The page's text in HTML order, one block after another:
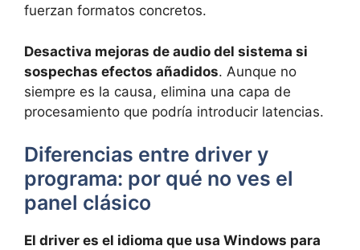
fuerzan formatos concretos.
Desactiva mejoras de audio del sistema si
sospechas efectos añadidos. Aunque no
siempre es la causa, elimina una capa de
procesamiento que podría introducir latencias.
Diferencias entre driver y
programa: por qué no ves el
panel clásico
El driver es el idioma que usa Windows para